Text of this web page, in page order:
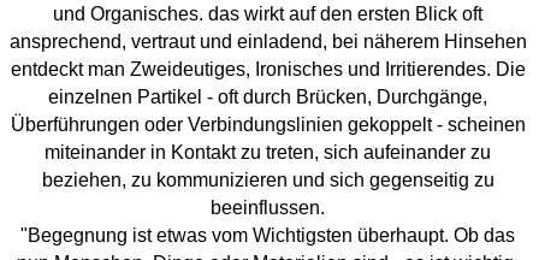
und Organisches. das wirkt auf den ersten Blick oft
ansprechend, vertraut und einladend, bei näherem Hinsehen
entdeckt man Zweideutiges, Ironisches und Irritierendes. Die
einzelnen Partikel - oft durch Brücken, Durchgänge,
Überführungen oder Verbindungslinien gekoppelt - scheinen
miteinander in Kontakt zu treten, sich aufeinander zu
beziehen, zu kommunizieren und sich gegenseitig zu
beeinflussen.
"Begegnung ist etwas vom Wichtigsten überhaupt. Ob das